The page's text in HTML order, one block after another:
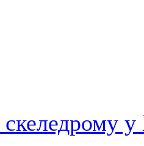
у